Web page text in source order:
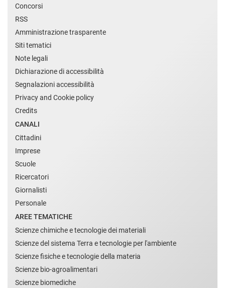
Concorsi
RSS
Amministrazione trasparente
Siti tematici
Note legali
Dichiarazione di accessibilità
Segnalazioni accessibilità
Privacy and Cookie policy
Credits
CANALI
Cittadini
Imprese
Scuole
Ricercatori
Giornalisti
Personale
AREE TEMATICHE
Scienze chimiche e tecnologie dei materiali
Scienze del sistema Terra e tecnologie per l'ambiente
Scienze fisiche e tecnologie della materia
Scienze bio-agroalimentari
Scienze biomediche